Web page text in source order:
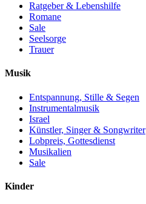
Ratgeber & Lebenshilfe
Romane
Sale
Seelsorge
Trauer
Musik
Entspannung, Stille & Segen
Instrumentalmusik
Israel
Künstler, Singer & Songwriter
Lobpreis, Gottesdienst
Musikalien
Sale
Kinder